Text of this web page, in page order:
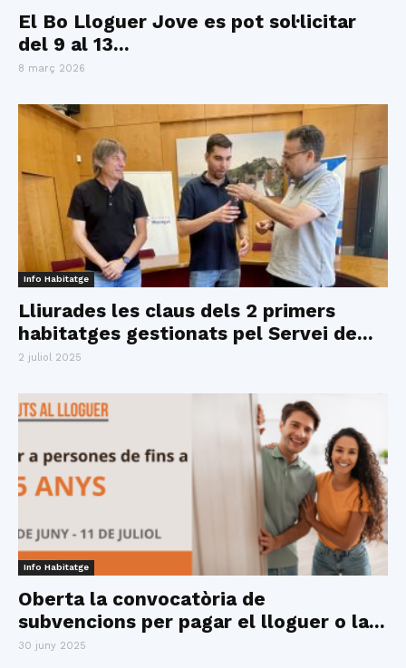
El Bo Lloguer Jove es pot sol·licitar
del 9 al 13...
8 març 2026
Info Habitatge
Lliurades les claus dels 2 primers
habitatges gestionats pel Servei de...
2 juliol 2025
Info Habitatge
Oberta la convocatòria de
subvencions per pagar el lloguer o la...
30 juny 2025